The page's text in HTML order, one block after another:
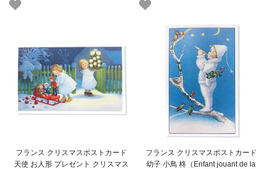
フランス クリスマスポストカード
天使 お人形 プレゼント クリスマス
フランス クリスマスポストカード
幼子 小鳥 柊（Enfant jouant de la